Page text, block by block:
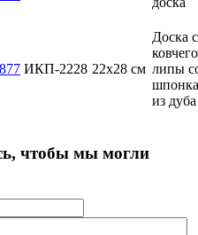
ИКП-2228 22х28 см
Доска с
липы
из дуба
чтобы мы могли